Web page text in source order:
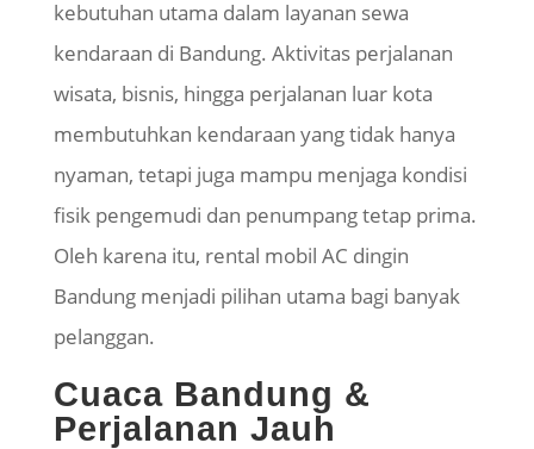
kebutuhan utama dalam layanan sewa
kendaraan di Bandung. Aktivitas perjalanan
wisata, bisnis, hingga perjalanan luar kota
membutuhkan kendaraan yang tidak hanya
nyaman, tetapi juga mampu menjaga kondisi
fisik pengemudi dan penumpang tetap prima.
Oleh karena itu, rental mobil AC dingin
Bandung menjadi pilihan utama bagi banyak
pelanggan.
Cuaca Bandung &
Perjalanan Jauh